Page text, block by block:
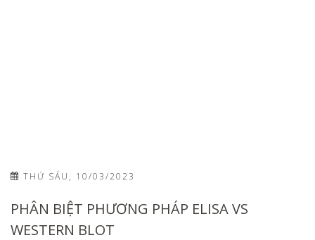
THỨ SÁU, 10/03/2023
PHÂN BIỆT PHƯƠNG PHÁP ELISA VS
WESTERN BLOT